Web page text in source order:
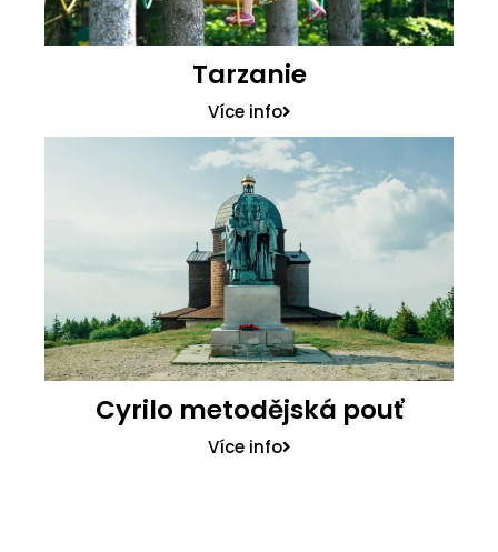
Tarzanie
Více info
Cyrilo metodějská pouť
Více info